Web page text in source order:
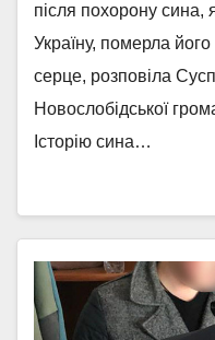
після похорону сина,
Україну, померла
серце, розповіла
Новослобідської
Історію сина…